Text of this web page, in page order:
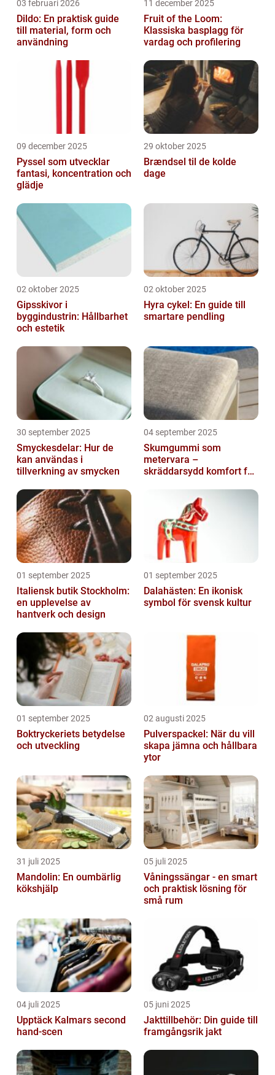
03 februari 2026
Dildo: En praktisk guide
till material, form och
användning
11 december 2025
Fruit of the Loom:
Klassiska basplagg för
vardag och profilering
09 december 2025
Pyssel som utvecklar
fantasi, koncentration och
glädje
29 oktober 2025
Brændsel til de kolde
dage
02 oktober 2025
Gipsskivor i
byggindustrin: Hållbarhet
och estetik
02 oktober 2025
Hyra cykel: En guide till
smartare pendling
30 september 2025
Smyckesdelar: Hur de
kan användas i
tillverkning av smycken
04 september 2025
Skumgummi som
metervara –
skräddarsydd komfort för
01 september 2025
Italiensk butik Stockholm:
en upplevelse av
hantverk och design
01 september 2025
Dalahästen: En ikonisk
symbol för svensk kultur
01 september 2025
Boktryckeriets betydelse
och utveckling
02 augusti 2025
Pulverspackel: När du vill
skapa jämna och hållbara
ytor
31 juli 2025
Mandolin: En oumbärlig
kökshjälp
05 juli 2025
Våningssängar - en smart
och praktisk lösning för
små rum
04 juli 2025
Upptäck Kalmars second
hand-scen
05 juni 2025
Jakttillbehör: Din guide till
framgångsrik jakt